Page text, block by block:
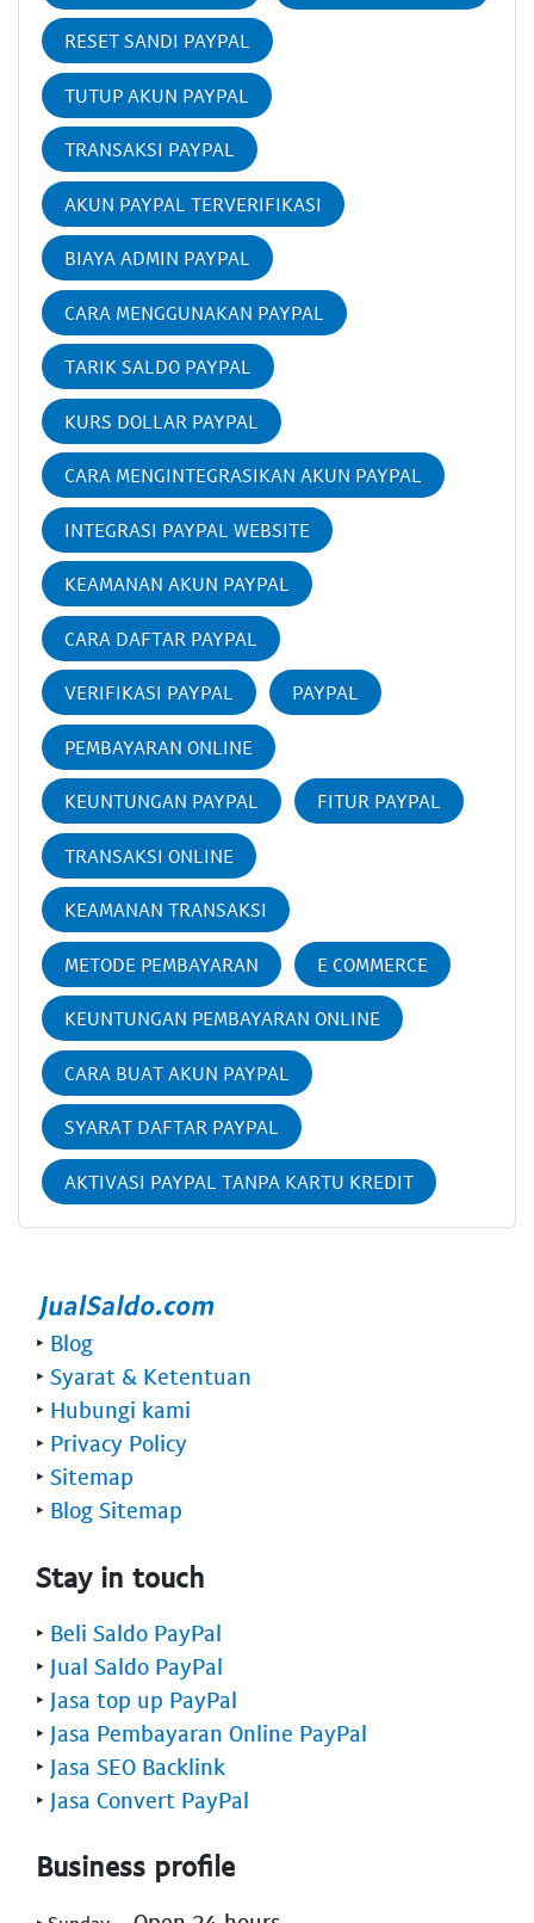
RESET SANDI PAYPAL
TUTUP AKUN PAYPAL
TRANSAKSI PAYPAL
AKUN PAYPAL TERVERIFIKASI
BIAYA ADMIN PAYPAL
CARA MENGGUNAKAN PAYPAL
TARIK SALDO PAYPAL
KURS DOLLAR PAYPAL
CARA MENGINTEGRASIKAN AKUN PAYPAL
INTEGRASI PAYPAL WEBSITE
KEAMANAN AKUN PAYPAL
CARA DAFTAR PAYPAL
VERIFIKASI PAYPAL PAYPAL
PEMBAYARAN ONLINE
KEUNTUNGAN PAYPAL FITUR PAYPAL
TRANSAKSI ONLINE
KEAMANAN TRANSAKSI
METODE PEMBAYARAN E COMMERCE
KEUNTUNGAN PEMBAYARAN ONLINE
CARA BUAT AKUN PAYPAL
SYARAT DAFTAR PAYPAL
AKTIVASI PAYPAL TANPA KARTU KREDIT
‣ Blog
‣ Syarat & Ketentuan
‣ Hubungi kami
‣ Privacy Policy
‣ Sitemap
‣ Blog Sitemap
Stay in touch
‣ Beli Saldo PayPal
‣ Jual Saldo PayPal
‣ Jasa top up PayPal
‣ Jasa Pembayaran Online PayPal
‣ Jasa SEO Backlink
‣ Jasa Convert PayPal
Business profile